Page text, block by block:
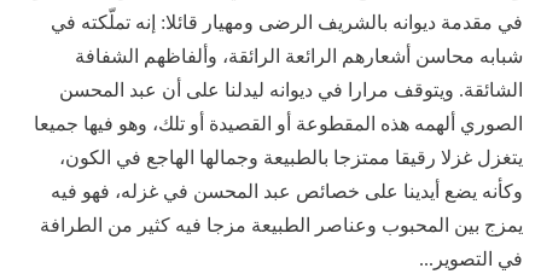
في مقدمة ديوانه بالشريف الرضى ومهيار قائلا: إنه تملّكته في
شبابه محاسن أشعارهم الرائعة الرائقة، وألفاظهم الشفافة
الشائقة. ويتوقف مرارا في ديوانه ليدلنا على أن عبد المحسن
الصوري ألهمه هذه المقطوعة أو القصيدة أو تلك، وهو فيها جميعا
يتغزل غزلا رقيقا ممتزجا بالطبيعة وجمالها الهاجع في الكون،
وكأنه يضع أيدينا على خصائص عبد المحسن في غزله، فهو فيه
يمزج بين المحبوب وعناصر الطبيعة مزجا فيه كثير من الطرافة
في التصوير...